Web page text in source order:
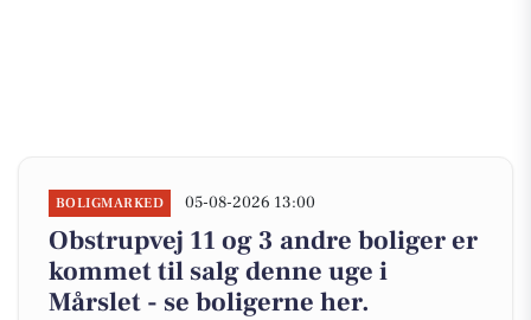
BOLIGMARKED 05-08-2026 13:00
Obstrupvej 11 og 3 andre boliger er
kommet til salg denne uge i
Mårslet - se boligerne her.